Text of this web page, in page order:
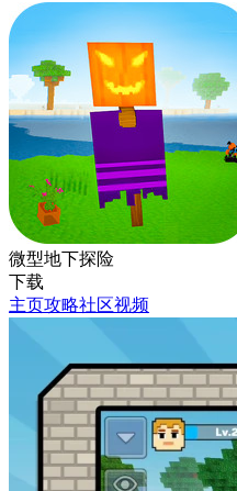
微型地下探险
下载
主页攻略社区视频